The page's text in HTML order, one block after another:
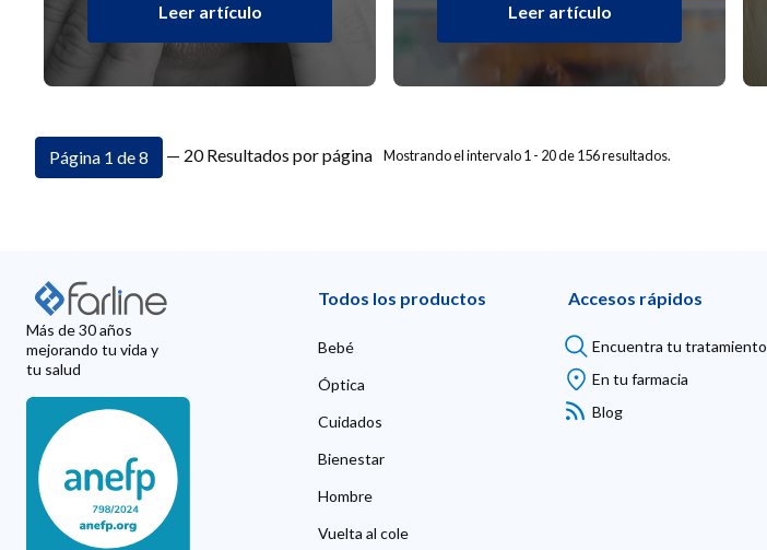
Leer artículo Leer artículo
Página 1 de 8 — 20 Resultados por página Mostrando el intervalo 1 - 20 de 156 resultados.
Más de 30 años
mejorando tu vida y
tu salud
Todos los productos
Bebé
Óptica
Cuidados
Bienestar
Hombre
Vuelta al cole
Accesos rápidos
Encuentra tu tratamiento
En tu farmacia
Blog